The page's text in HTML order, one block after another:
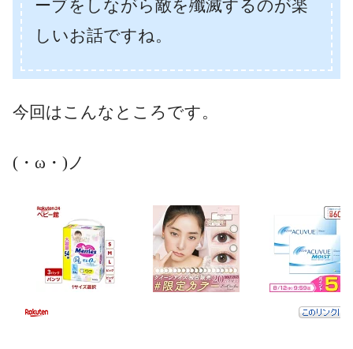
ーブをしながら敵を殲滅するのが楽
しいお話ですね。
今回はこんなところです。
(・ω・)ノ